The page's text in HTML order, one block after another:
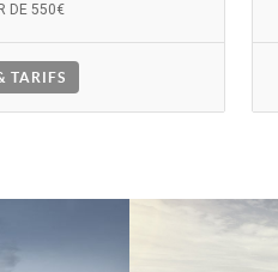
DE 550€
TARIFS